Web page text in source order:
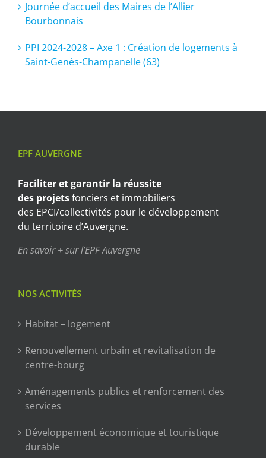
Journée d’accueil des Maires de l’Allier
Bourbonnais
PPI 2024-2028 – Axe 1 : Création de logements à
Saint-Genès-Champanelle (63)
EPF AUVERGNE
Faciliter et garantir la réussite
des projetsfonciers et immobiliers
des EPCI/collectivités pour le développement
du territoire d’Auvergne.
En savoir + sur l’EPF Auvergne
NOS ACTIVITÉS
Habitat – logement
Renouvellement urbain et revitalisation de
centre-bourg
Aménagements publics et renforcement des
services
Développement économique et touristique
durable